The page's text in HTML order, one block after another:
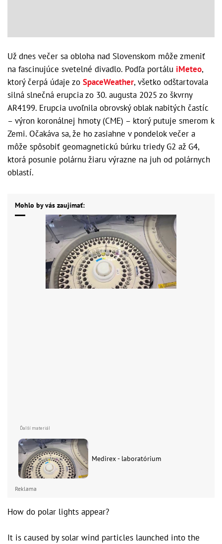
Už dnes večer sa obloha nad Slovenskom môže zmeniť
na fascinujúce svetelné divadlo. Podľa portálu iMeteo,
ktorý čerpá údaje zo SpaceWeather, všetko odštartovala
silná slnečná erupcia zo 30. augusta 2025 zo škvrny
AR4199. Erupcia uvoľnila obrovský oblak nabitých častíc
– výron koronálnej hmoty (CME) – ktorý putuje smerom k
Zemi. Očakáva sa, že ho zasiahne v pondelok večer a
môže spôsobiť geomagnetickú búrku triedy G2 až G4,
ktorá posunie polárnu žiaru výrazne na juh od polárnych
oblastí.
Mohlo by vás zaujímať:
Medirex - laboratórium
Reklama
How do polar lights appear?
It is caused by solar wind particles launched into the